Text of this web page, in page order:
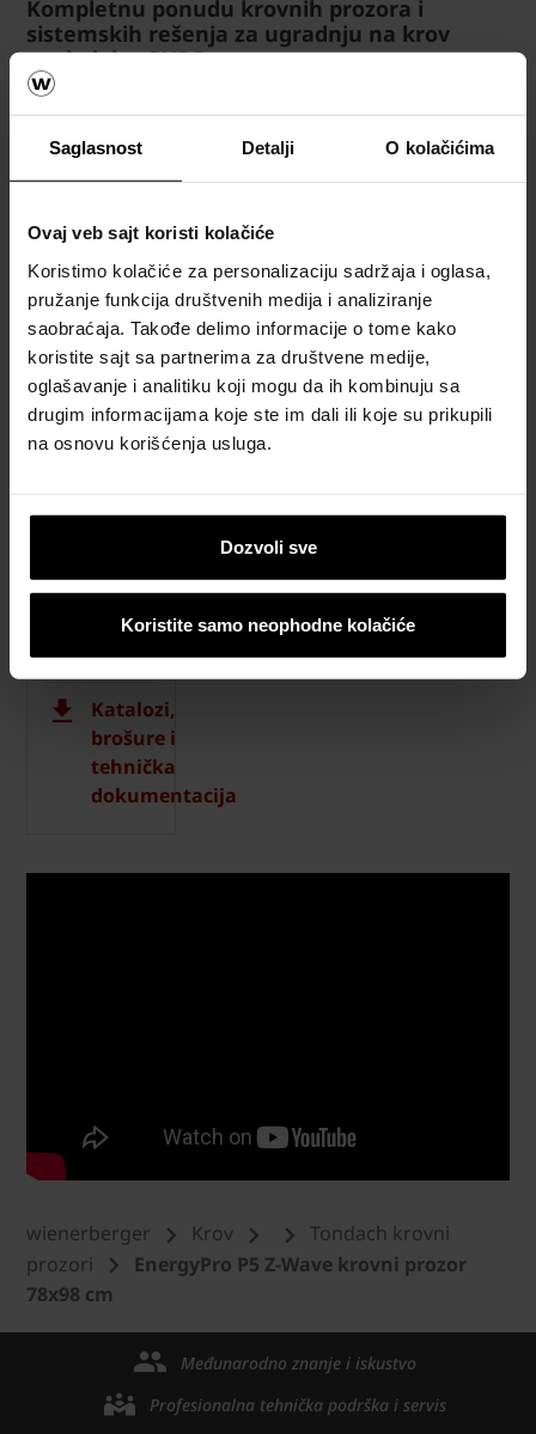
Saglasnost Detalji O kolačićima
Ovaj veb sajt koristi kolačiće
Koristimo kolačiće za personalizaciju sadržaja i oglasa,
pružanje funkcija društvenih medija i analiziranje
saobraćaja. Takođe delimo informacije o tome kako
koristite sajt sa partnerima za društvene medije,
oglašavanje i analitiku koji mogu da ih kombinuju sa
drugim informacijama koje ste im dali ili koje su prikupili
na osnovu korišćenja usluga.
Dozvoli sve
Koristite samo neophodne kolačiće
Kompletnu ponudu krovnih prozora i
sistemskih rešenja za ugradnju na krov
pogledajteOVDE.
Kalkulatori
za okviran
proračun
materijala
za krov
Naručite
besplatan
materijala
besplatan
uzorak
crepa
Katalozi,
brošure i
tehnička
dokumentacija
wienerberger Krov
Tondach krovni
prozori
EnergyPro P5 Z-Wave krovni prozor
78x98 cm
Međunarodno znanje i iskustvo
Profesionalna tehnička podrška i servis